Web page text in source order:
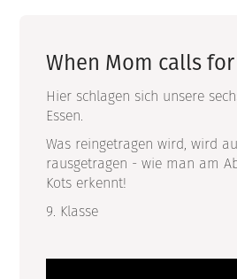
When Mom calls
Hier schlagen sich unsere
Essen.
Was reingetragen wird, wird
rausgetragen - wie man am
Kots erkennt!
9. Klasse